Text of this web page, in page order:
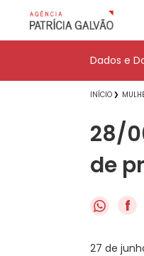
Dados e
INÍCIO
28/
de
f
27 de